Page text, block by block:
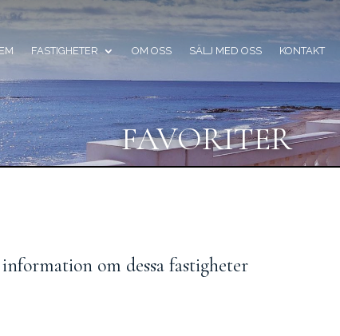
FASTIGHETER OM OSS SÄLJ MED OSS KONTAKT
FAVORITER
om dessa fastigheter